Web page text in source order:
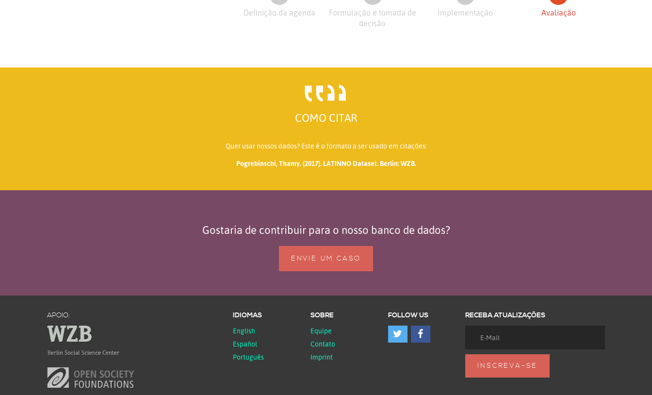
Definição da agenda
Formulação e tomada de
decisão
Implementação Avaliação
COMO CITAR
Quer usar nossos dados? Este é o formato a ser usado em citações:
Pogrebinschi, Thamy. (2017). LATINNO Dataset. Berlin: WZB.
Gostaria de contribuir para o nosso banco de dados?
ENVIE UM CASO
APOIO: IDIOMAS
English
Español
Português
SOBRE
Equipe
Contato
Imprint
FOLLOW US RECEBA ATUALIZAÇÕES